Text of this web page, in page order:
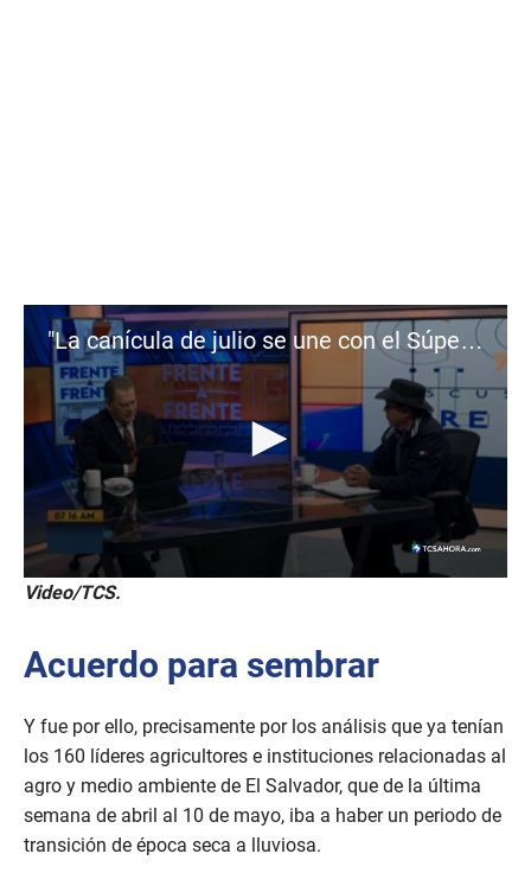
"La canícula de julio se une con el Súper Niño": Mateo Rendón
0
s
o
n
s
o
f
m
i
u
Video/TCS.
Acuerdo para sembrar
Y fue por ello, precisamente por los análisis que ya tenían
los 160 líderes agricultores e instituciones relacionadas al
agro y medio ambiente de El Salvador, que de la última
semana de abril al 10 de mayo, iba a haber un periodo de
transición de época seca a lluviosa.